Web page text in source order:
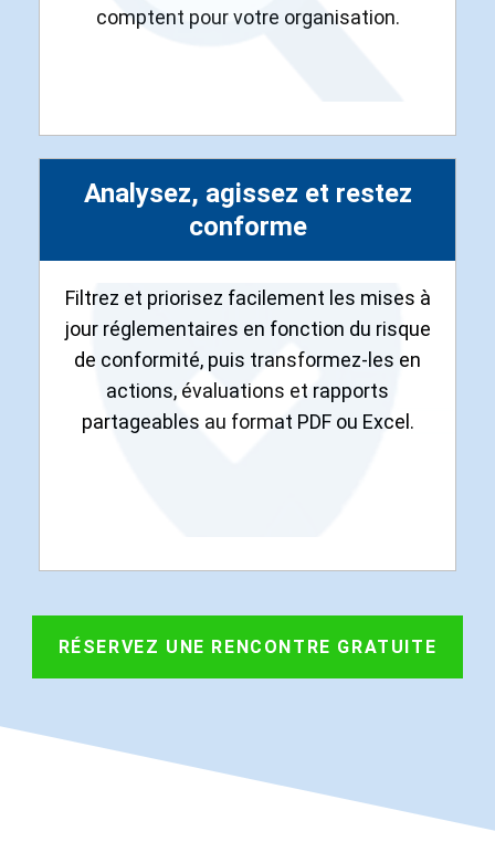
comptent pour votre organisation.
Analysez, agissez et restez
conforme
Filtrez et priorisez facilement les mises à
jour réglementaires en fonction du risque
de conformité, puis transformez-les en
actions, évaluations et rapports
partageables au format PDF ou Excel.
RÉSERVEZ UNE RENCONTRE GRATUITE